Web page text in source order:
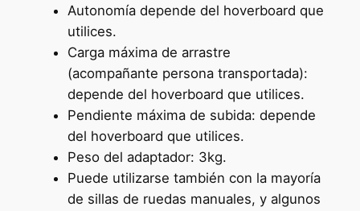
Autonomía depende del hoverboard que
utilices.
Carga máxima de arrastre
(acompañante persona transportada):
depende del hoverboard que utilices.
Pendiente máxima de subida: depende
del hoverboard que utilices.
Peso del adaptador: 3kg.
Puede utilizarse también con la mayoría
de sillas de ruedas manuales, y algunos